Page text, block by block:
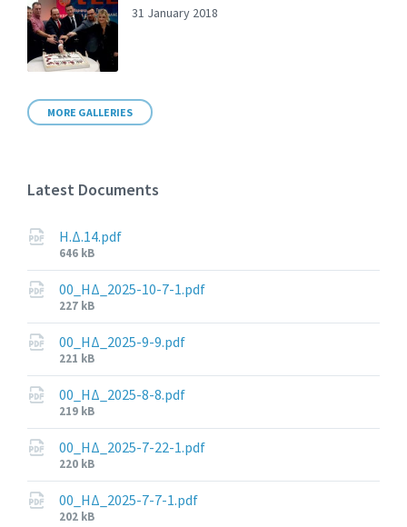
31 January 2018
MORE GALLERIES
Latest Documents
Η.Δ.14.pdf
File
size:
646 kB
00_ΗΔ_2025-10-7-1.pdf
File
size:
227 kB
00_ΗΔ_2025-9-9.pdf
File
size:
221 kB
00_ΗΔ_2025-8-8.pdf
File
size:
219 kB
00_ΗΔ_2025-7-22-1.pdf
File
size:
220 kB
00_ΗΔ_2025-7-7-1.pdf
File
202 kB